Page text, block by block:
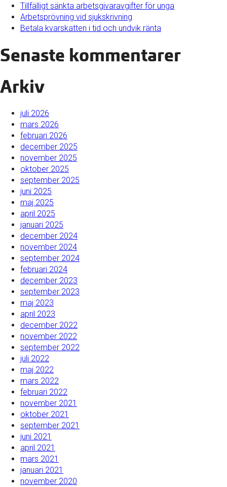
Tillfälligt sänkta arbetsgivaravgifter för unga
Arbetsprövning vid sjukskrivning
Betala kvarskatten i tid och undvik ränta
Senaste kommentarer
Arkiv
juli 2026
mars 2026
februari 2026
december 2025
november 2025
oktober 2025
september 2025
juni 2025
maj 2025
april 2025
januari 2025
december 2024
november 2024
september 2024
februari 2024
december 2023
september 2023
maj 2023
april 2023
december 2022
november 2022
september 2022
juli 2022
maj 2022
mars 2022
februari 2022
november 2021
oktober 2021
september 2021
juni 2021
april 2021
mars 2021
januari 2021
november 2020